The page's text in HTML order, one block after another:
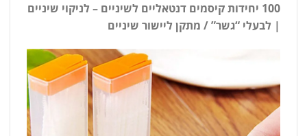
100 יחידות קיסמים דנטאליים לשיניים – לניקוי שיניים
| לבעלי “גשר” / מתקן ליישור שיניים